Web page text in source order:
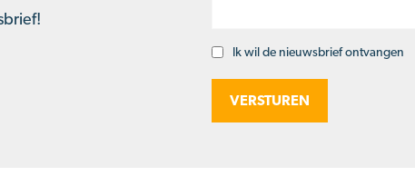
Opt-Ik wil de nieuwsbrief ontvangen